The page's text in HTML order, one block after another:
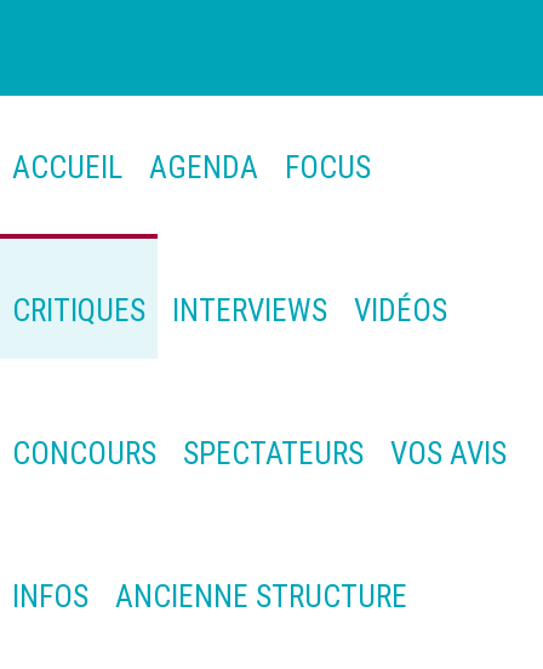
ACCUEIL AGENDA FOCUS
CRITIQUES INTERVIEWS VIDÉOS
CONCOURS SPECTATEURS VOS AVIS
INFOS ANCIENNE STRUCTURE